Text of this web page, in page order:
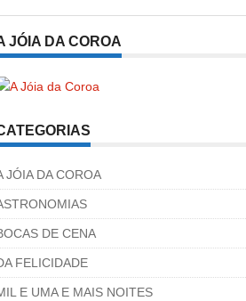
JÓIA DA COROA
JÓIA DA COROA
DE CENA
FELICIDADE
E UMA E MAIS NOITES